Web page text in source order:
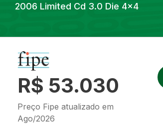
2006 Limited Cd 3.0 Die 4x4
R$ 53.030
Preço Fipe atualizado em
Ago/2026